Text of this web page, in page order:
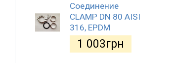
Соединение
CLAMP DN 80 AISI
316, EPDM
1 003грн